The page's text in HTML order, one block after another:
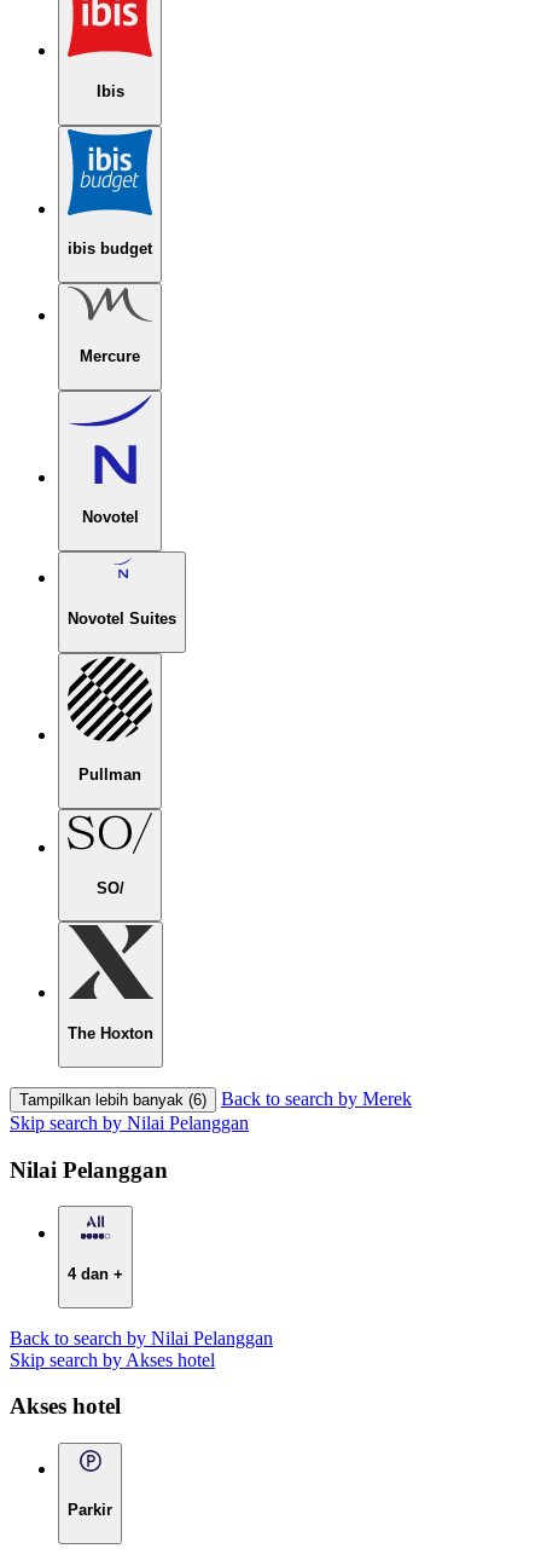
Ibis
ibis budget
Mercure
Novotel
Novotel Suites
Pullman
SO/
The Hoxton
Tampilkan lebih banyak (6)
Back to search by Merek
Skip search by Nilai Pelanggan
Nilai Pelanggan
4 dan +
Back to search by Nilai Pelanggan
Skip search by Akses hotel
Akses hotel
Parkir